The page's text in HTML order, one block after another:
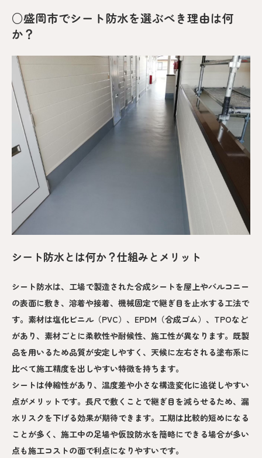
○盛岡市でシート防水を選ぶべき理由は何
か？
シート防水とは何か？仕組みとメリット
シート防水は、工場で製造された合成シートを屋上やバルコニー
の表面に敷き、溶着や接着、機械固定で継ぎ目を止水する工法で
す。素材は塩化ビニル（PVC）、EPDM（合成ゴム）、TPOなど
があり、素材ごとに柔軟性や耐候性、施工性が異なります。既製
品を用いるため品質が安定しやすく、天候に左右される塗布系に
比べて施工精度を出しやすい特徴を持ちます。
シートは伸縮性があり、温度差や小さな構造変化に追従しやすい
点がメリットです。長尺で敷くことで継ぎ目を減らせるため、漏
水リスクを下げる効果が期待できます。工期は比較的短めになる
ことが多く、施工中の足場や仮設防水を簡略にできる場合が多い
点も施工コストの面で利点になりやすいです。